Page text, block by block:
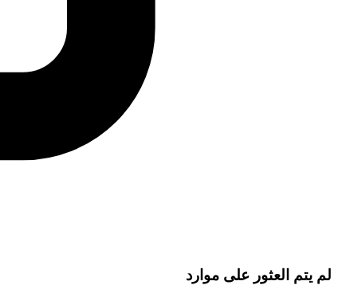
لم يتم العثور على موارد